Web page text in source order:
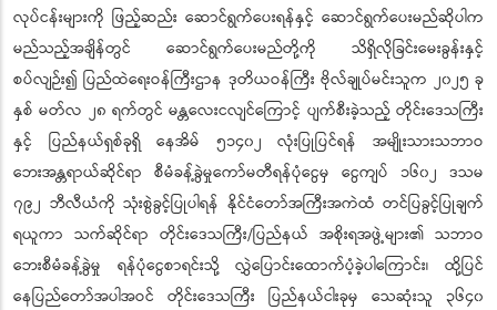
လုပ်ငန်းများကို ဖြည့်ဆည်း ဆောင်ရွက်ပေးရန်နှင့် ဆောင်ရွက်ပေးမည်ဆိုပါက
မည်သည့်အချိန်တွင် ဆောင်ရွက်ပေးမည်တို့ကို သိရှိလိုခြင်းမေးခွန်းနှင့်
စပ်လျဉ်း၍ ပြည်ထဲရေးဝန်ကြီးဌာန ဒုတိယဝန်ကြီး ဗိုလ်ချုပ်မင်းသူက ၂၀၂၅ ခု
နှစ် မတ်လ ၂၈ ရက်တွင် မန္တလေးငလျင်ကြောင့် ပျက်စီးခဲ့သည့် တိုင်းဒေသကြီး
နှင့် ပြည်နယ်ရှစ်ခုရှိ နေအိမ် ၅၁၄၀၂ လုံးပြုပြင်ရန် အမျိုးသားသဘာဝ
ဘေးအန္တရာယ်ဆိုင်ရာ စီမံခန့်ခွဲမှုကော်မတီရန်ပုံငွေမှ ငွေကျပ် ၁၆၀၂ ဒသမ
၇၉၂ ဘီလီယံကို သုံးစွဲခွင့်ပြုပါရန် နိုင်ငံတော်အကြီးအကဲထံ တင်ပြခွင့်ပြုချက်
ရယူကာ သက်ဆိုင်ရာ တိုင်းဒေသကြီး/ပြည်နယ် အစိုးရအဖွဲ့များ၏ သဘာဝ
ဘေးစီမံခန့်ခွဲမှု ရန်ပုံငွေစာရင်းသို့ လွှဲပြောင်းထောက်ပံ့ခဲ့ပါ‌ကြောင်း၊ ထို့ပြင်
နေပြည်တော်အပါအဝင် တိုင်းဒေသကြီး ပြည်နယ်ငါးခုမှ သေဆုံးသူ ၃၆၄၀